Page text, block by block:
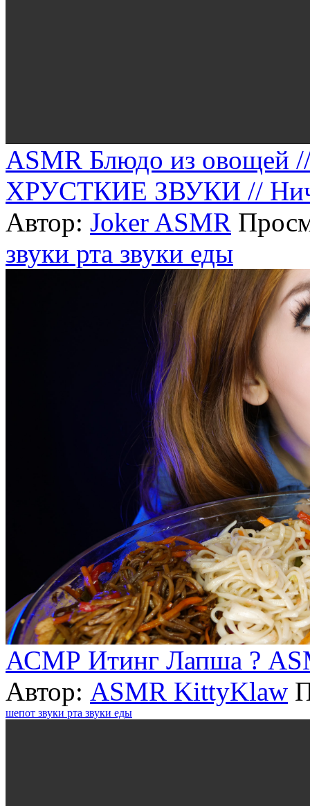
ASMR Блюдо из
ХРУСТКИЕ ЗВУКИ //
Автор: Joker ASMR
звуки рта звуки еды
АСМР Итинг Лапша ?
Автор: ASMR KittyKlaw
шепот звуки рта звуки еды